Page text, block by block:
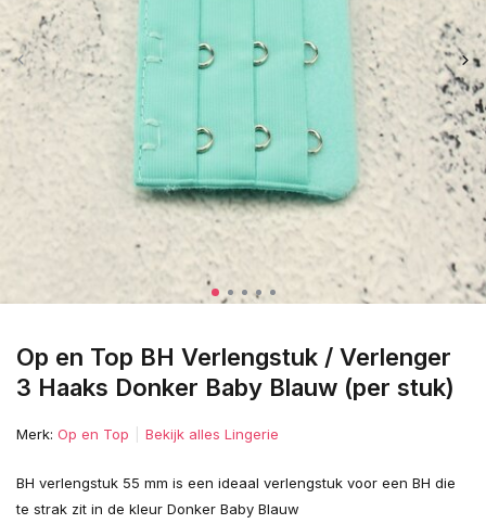
Op en Top BH Verlengstuk / Verlenger
3 Haaks Donker Baby Blauw (per stuk)
Merk: Op en Top Bekijk alles Lingerie
BH verlengstuk 55 mm is een ideaal verlengstuk voor een BH die
te strak zit in de kleur Donker Baby Blauw